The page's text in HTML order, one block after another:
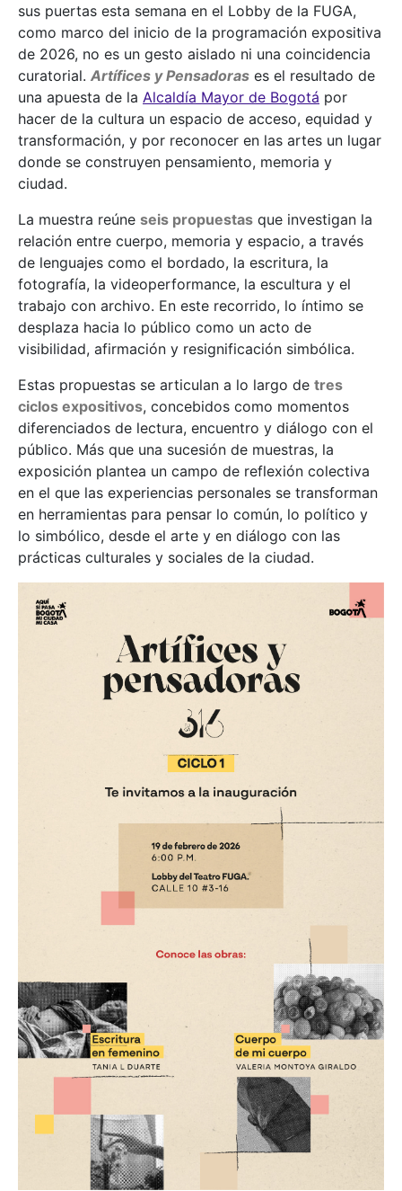
sus puertas esta semana en el Lobby de la FUGA,
como marco del inicio de la programación expositiva
de 2026, no es un gesto aislado ni una coincidencia
curatorial. Artífices y Pensadoras es el resultado de
una apuesta de la Alcaldía Mayor de Bogotá por
hacer de la cultura un espacio de acceso, equidad y
transformación, y por reconocer en las artes un lugar
donde se construyen pensamiento, memoria y
ciudad.
La muestra reúne seis propuestas que investigan la
relación entre cuerpo, memoria y espacio, a través
de lenguajes como el bordado, la escritura, la
fotografía, la videoperformance, la escultura y el
trabajo con archivo. En este recorrido, lo íntimo se
desplaza hacia lo público como un acto de
visibilidad, afirmación y resignificación simbólica.
Estas propuestas se articulan a lo largo de tres
ciclos expositivos, concebidos como momentos
diferenciados de lectura, encuentro y diálogo con el
público. Más que una sucesión de muestras, la
exposición plantea un campo de reflexión colectiva
en el que las experiencias personales se transforman
en herramientas para pensar lo común, lo político y
lo simbólico, desde el arte y en diálogo con las
prácticas culturales y sociales de la ciudad.